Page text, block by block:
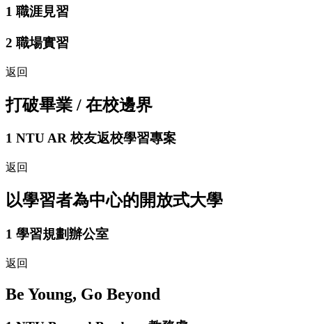
1 職涯見習
2 職場實習
返回
打破畢業 / 在校邊界
1 NTU AR 校友返校學習專案
返回
以學習者為中心的開放式大學
1 學習規劃辦公室
返回
Be Young, Go Beyond